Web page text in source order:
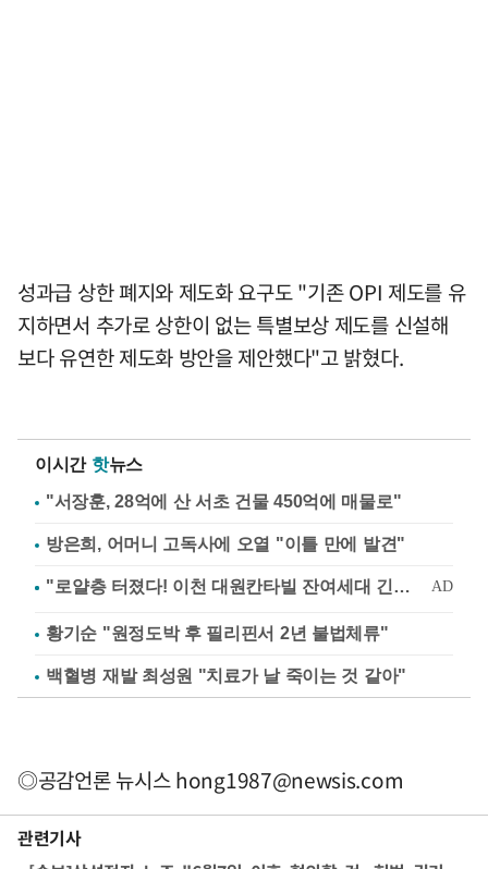
성과급 상한 폐지와 제도화 요구도 "기존 OPI 제도를 유
지하면서 추가로 상한이 없는 특별보상 제도를 신설해
보다 유연한 제도화 방안을 제안했다"고 밝혔다.
이시간 핫뉴스
"서장훈, 28억에 산 서초 건물 450억에 매물로"
방은희, 어머니 고독사에 오열 "이틀 만에 발견"
황기순 "원정도박 후 필리핀서 2년 불법체류"
백혈병 재발 최성원 "치료가 날 죽이는 것 같아"
◎공감언론 뉴시스hong1987@newsis.com
관련기사